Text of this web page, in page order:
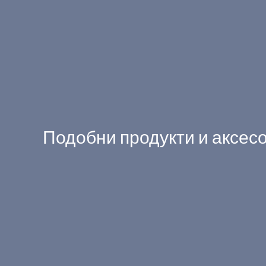
Подобни продукти и